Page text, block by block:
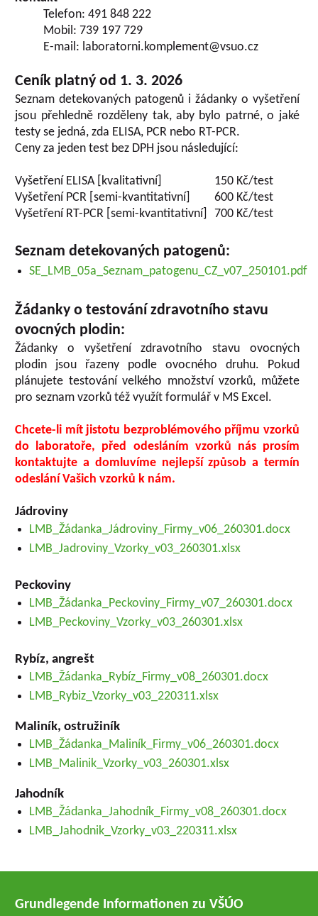
Telefon: 491 848 222
Mobil: 739 197 729
E-mail: laboratorni.komplement@vsuo.cz
Ceník platný od 1. 3. 2026
Seznam detekovaných patogenů i žádanky o vyšetření
jsou přehledně rozděleny tak, aby bylo patrné, o jaké
testy se jedná, zda ELISA, PCR nebo RT-PCR.
Ceny za jeden test bez DPH jsou následující:
Vyšetření ELISA [kvalitativní]
150 Kč/test
Vyšetření PCR [semi-kvantitativní]
600 Kč/test
Vyšetření RT-PCR [semi-kvantitativní]
700 Kč/test
Seznam detekovaných patogenů:
SE_LMB_05a_Seznam_patogenu_CZ_v07_250101.pdf
Žádanky o testování zdravotního stavu
ovocných plodin:
Žádanky o vyšetření zdravotního stavu ovocných
plodin jsou řazeny podle ovocného druhu. Pokud
plánujete testování velkého množství vzorků, můžete
pro seznam vzorků též využít formulář v MS Excel.
Chcete-li mít jistotu bezproblémového příjmu vzorků
do laboratoře, před odesláním vzorků nás prosím
kontaktujte a domluvíme nejlepší způsob a termín
odeslání Vašich vzorků k nám.
Jádroviny
LMB_Žádanka_Jádroviny_Firmy_v06_260301.docx
LMB_Jadroviny_Vzorky_v03_260301.xlsx
Peckoviny
LMB_Žádanka_Peckoviny_Firmy_v07_260301.docx
LMB_Peckoviny_Vzorky_v03_260301.xlsx
Rybíz, angrešt
LMB_Žádanka_Rybíz_Firmy_v08_260301.docx
LMB_Rybiz_Vzorky_v03_220311.xlsx
Maliník, ostružiník
LMB_Žádanka_Maliník_Firmy_v06_260301.docx
LMB_Malinik_Vzorky_v03_260301.xlsx
Jahodník
LMB_Žádanka_Jahodník_Firmy_v08_260301.docx
LMB_Jahodnik_Vzorky_v03_220311.xlsx
Grundlegende Informationen zu VŠÚO